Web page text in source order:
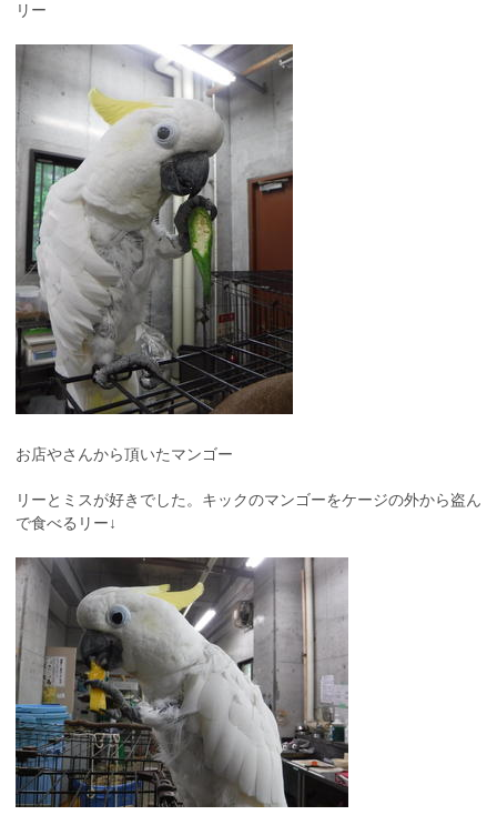
リー
お店やさんから頂いたマンゴー
リーとミスが好きでした。キックのマンゴーをケージの外から盗ん
で食べるリー↓